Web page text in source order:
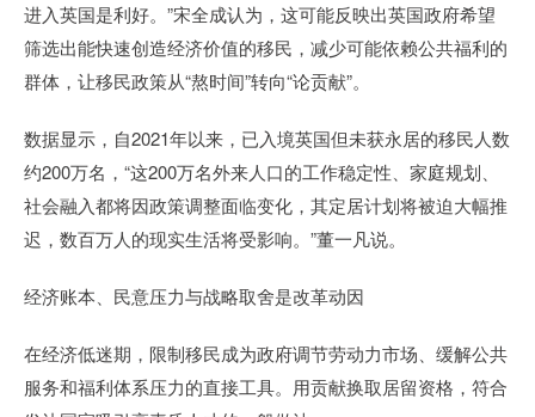
进入英国是利好。”宋全成认为，这可能反映出英国政府希望
筛选出能快速创造经济价值的移民，减少可能依赖公共福利的
群体，让移民政策从“熬时间”转向“论贡献”。
数据显示，自2021年以来，已入境英国但未获永居的移民人数
约200万名，“这200万名外来人口的工作稳定性、家庭规划、
社会融入都将因政策调整面临变化，其定居计划将被迫大幅推
迟，数百万人的现实生活将受影响。”董一凡说。
经济账本、民意压力与战略取舍是改革动因
在经济低迷期，限制移民成为政府调节劳动力市场、缓解公共
服务和福利体系压力的直接工具。用贡献换取居留资格，符合